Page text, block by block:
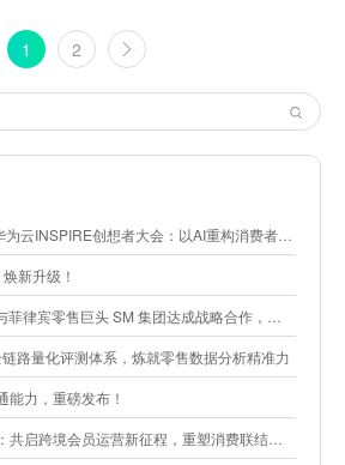
1 2
创想者大会：以AI重构消费者运营与零售营销新范式
新升级！
SM 集团达成战略合作，携手开启 SMAC 会员数智化运营新征程
路量化评测体系，炼就零售数据分析精准力
能力，重磅发布！
启跨境会员运营新征程，重塑消费联结新体验